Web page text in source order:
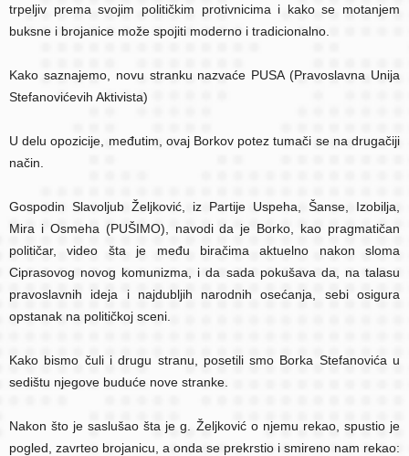
trpeljiv prema svojim političkim protivnicima i kako se motanjem
buksne i brojanice može spojiti moderno i tradicionalno.
Kako saznajemo, novu stranku nazvaće PUSA (Pravoslavna Unija
Stefanovićevih Aktivista)
U delu opozicije, međutim, ovaj Borkov potez tumači se na drugačiji
način.
Gospodin Slavoljub Željković, iz Partije Uspeha, Šanse, Izobilja,
Mira i Osmeha (PUŠIMO), navodi da je Borko, kao pragmatičan
političar, video šta je među biračima aktuelno nakon sloma
Ciprasovog novog komunizma, i da sada pokušava da, na talasu
pravoslavnih ideja i najdubljih narodnih osećanja, sebi osigura
opstanak na političkoj sceni.
Kako bismo čuli i drugu stranu, posetili smo Borka Stefanovića u
sedištu njegove buduće nove stranke.
Nakon što je saslušao šta je g. Željković o njemu rekao, spustio je
pogled, zavrteo brojanicu, a onda se prekrstio i smireno nam rekao: